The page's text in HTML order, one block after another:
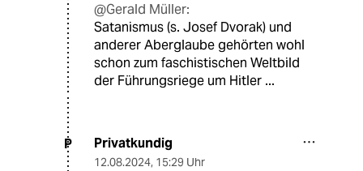
@Gerald Müller:
Satanismus (s. Josef Dvorak) und
anderer Aberglaube gehörten wohl
schon zum faschistischen Weltbild
der Führungsriege um Hitler ...
P Privatkundig
12.08.2024, 15:29 Uhr